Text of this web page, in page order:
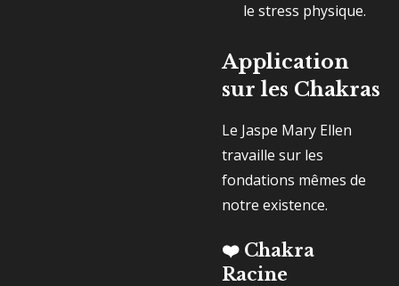
le stress physique.
Application
sur les Chakras
Le Jaspe Mary Ellen
travaille sur les
fondations mêmes de
notre existence.
❤️ Chakra
Racine